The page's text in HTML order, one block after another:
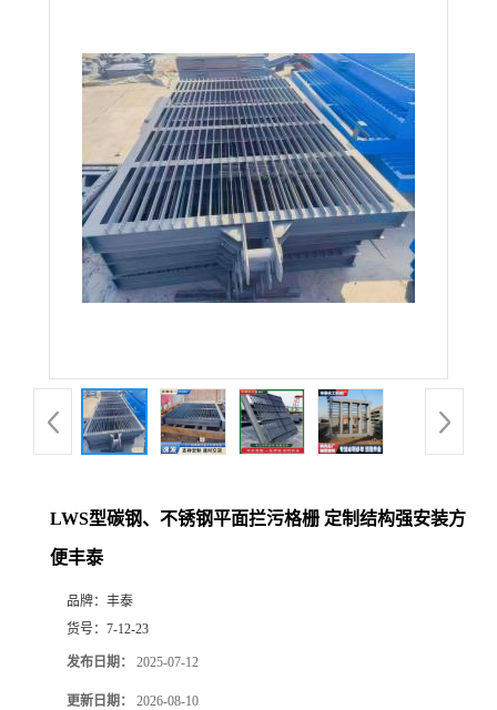
LWS型碳钢、不锈钢平面拦污格栅 定制结构强安装方
便丰泰
品牌： 丰泰
货号： 7-12-23
发布日期： 2025-07-12
更新日期： 2026-08-10